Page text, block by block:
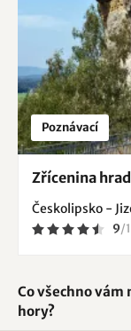
Poznávací
Zřícenina
Českolipsko -
9/
Co všechno
hory?